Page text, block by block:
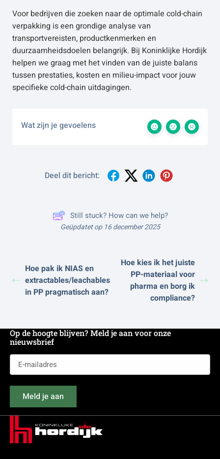
Voor bedrijven die zoeken naar de optimale cold-chain
verpakking is een grondige analyse van
transportvereisten, productkenmerken en
duurzaamheidsdoelen belangrijk. Bij Koninklijke Hordijk
helpen we graag met het vinden van de juiste balans
tussen prestaties, kosten en milieu-impact voor jouw
specifieke cold-chain uitdagingen.
Wat zijn je gevoelens
Deel dit bericht:
Still stuck? How can we help?
Geüpdatet op 16 december 2025
Hoe pak ik NIAS en
extractables/leachables
in PP pragmatisch aan?
Hoe kies ik het juiste
PP-materiaal voor
pharma en borg ik
compliance?
Op de hoogte blijven? Meld je aan voor onze
nieuwsbrief
mailadres
(Vereist)
Meld je aan